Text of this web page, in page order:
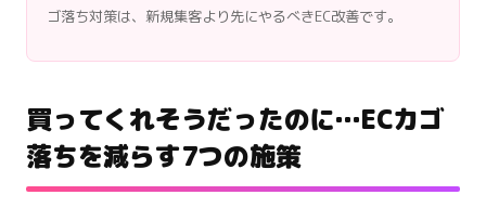
ゴ落ち対策は、新規集客より先にやるべきEC改善です。
買ってくれそうだったのに…ECカゴ
落ちを減らす7つの施策